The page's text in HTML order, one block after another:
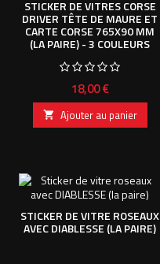
STICKER DE VITRES CORSE
DRIVER TÊTE DE MAURE ET
CARTE CORSE 765X90 MM
(LA PAIRE) - 3 COULEURS
Prix
18,00 €
 Ajouter au panier
STICKER DE VITRE ROSEAUX
AVEC DIABLESSE (LA PAIRE)